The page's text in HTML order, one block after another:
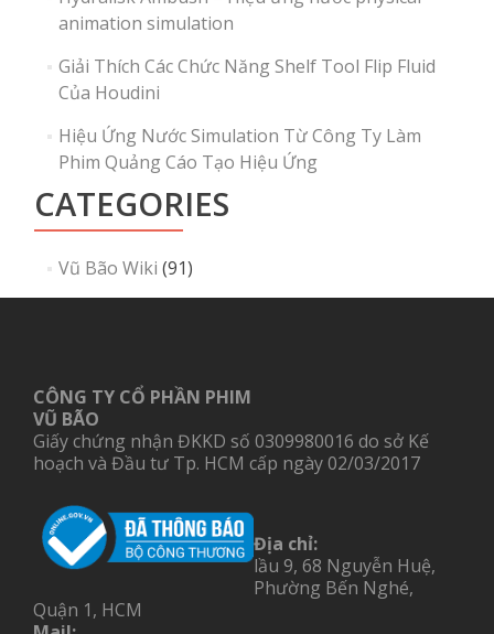
animation simulation
Giải Thích Các Chức Năng Shelf Tool Flip Fluid
Của Houdini
Hiệu Ứng Nước Simulation Từ Công Ty Làm
Phim Quảng Cáo Tạo Hiệu Ứng
CATEGORIES
Vũ Bão Wiki (91)
CÔNG TY CỔ PHẦN PHIM
VŨ BÃO
Giấy chứng nhận ĐKKD số 0309980016 do sở Kế
hoạch và Đầu tư Tp. HCM cấp ngày 02/03/2017
Địa chỉ:
lầu 9, 68 Nguyễn Huệ,
Phường Bến Nghé,
Quận 1, HCM